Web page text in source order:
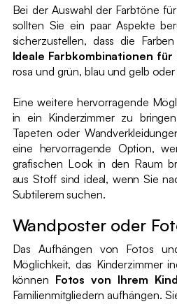
Bei der Auswahl der Farbtöne
sollten Sie ein paar Aspekte
sicherzustellen, dass die
Ideale Farbkombinationen für
rosa und grün, blau und gelb
Eine weitere hervorragende
in ein Kinderzimmer zu
Tapeten oder
eine hervorragende Option,
grafischen Look in den Raum
aus Stoff sind ideal, wenn Sie
Subtilerem suchen.
Wandposter oder
Das Aufhängen von Fotos
Möglichkeit, das Kinderzimmer
können Fotos von Ihrem Kind
Familienmitgliedern aufhängen.